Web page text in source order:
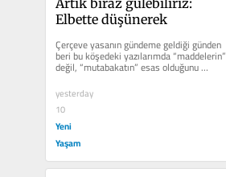
Elbette düşünerek
Çerçeve yasanın gündeme geldiği günden
beri bu köşedeki yazılarımda “maddelerin”
değil, “mutabakatın” esas olduğunu
sürekli...
yesterday
10
Yeni
Yaşam